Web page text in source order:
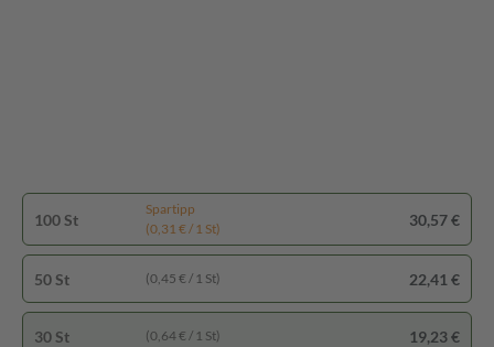
100 St
Spartipp
(0,31 € / 1 St)
30,57 €
50 St (0,45 € / 1 St) 22,41 €
30 St (0,64 € / 1 St) 19,23 €